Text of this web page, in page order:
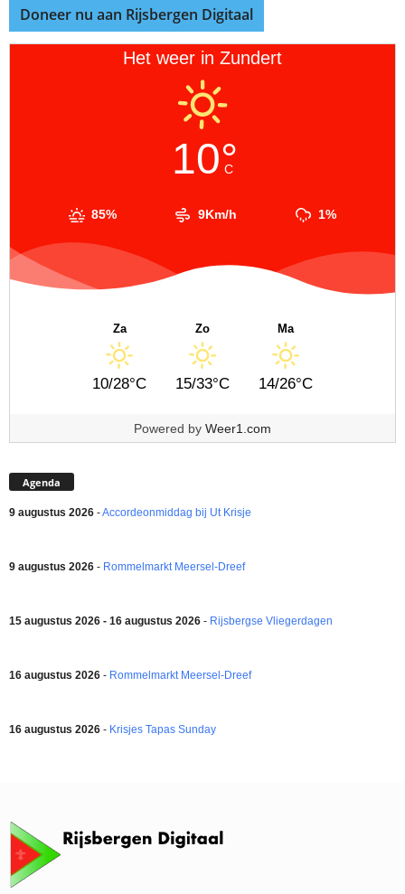
Doneer nu aan Rijsbergen Digitaal
Het weer in Zundert
10°
C
85% 9Km/h 1%
Za
10/28°C
Zo
15/33°C
Ma
14/26°C
Powered by Weer1.com
Agenda
9 augustus 2026 -Accordeonmiddag bij Ut Krisje
9 augustus 2026 - Rommelmarkt Meersel-Dreef
15 augustus 2026 - 16 augustus 2026 - Rijsbergse Vliegerdagen
16 augustus 2026 - Rommelmarkt Meersel-Dreef
16 augustus 2026 - Krisjes Tapas Sunday